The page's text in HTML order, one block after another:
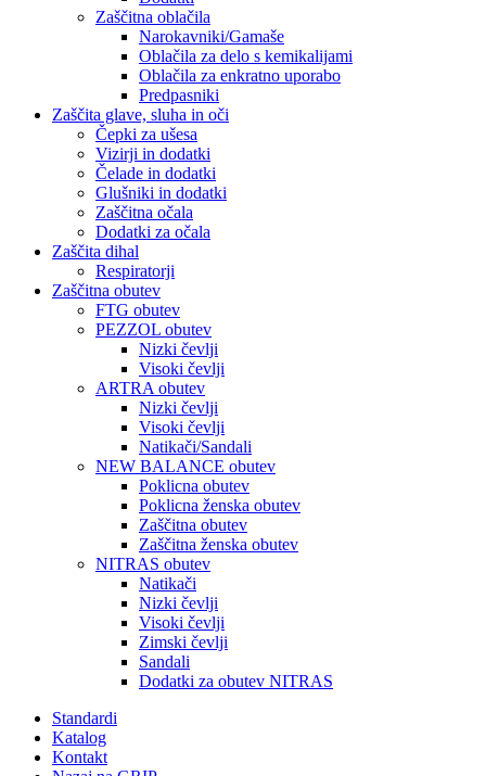
Zaščitna oblačila
Narokavniki/Gamaše
Oblačila za delo s kemikalijami
Oblačila za enkratno uporabo
Predpasniki
Zaščita glave, sluha in oči
Čepki za ušesa
Vizirji in dodatki
Čelade in dodatki
Glušniki in dodatki
Zaščitna očala
Dodatki za očala
Zaščita dihal
Respiratorji
Zaščitna obutev
FTG obutev
PEZZOL obutev
Nizki čevlji
Visoki čevlji
ARTRA obutev
Nizki čevlji
Visoki čevlji
Natikači/Sandali
NEW BALANCE obutev
Poklicna obutev
Poklicna ženska obutev
Zaščitna obutev
Zaščitna ženska obutev
NITRAS obutev
Natikači
Nizki čevlji
Visoki čevlji
Zimski čevlji
Sandali
Dodatki za obutev NITRAS
Standardi
Katalog
Kontakt